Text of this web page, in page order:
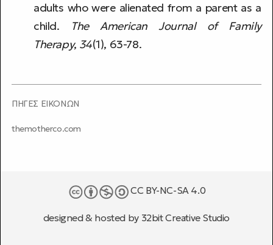
adults who were alienated from a parent as a
child.
The American Journal of Family
Therapy, 34(1), 63-78.
ΠΗΓΕΣ ΕΙΚΟΝΩΝ
themotherco.com
CC BY-NC-SA 4.0
designed & hosted by 32bit Creative Studio